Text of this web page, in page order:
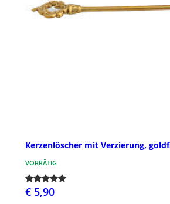
Kerzenlöscher mit Verzierung,
VORRÄTIG
€ 5,90